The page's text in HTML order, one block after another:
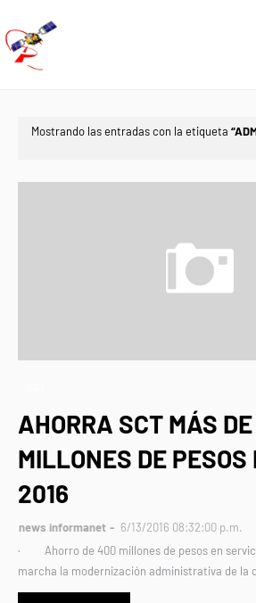
Mostrando las entradas con la etiqueta
AHORRA SCT MÁS
MILLONES DE
2016
news informanet
6/13/2016 08:32:00 p.m.
· Ahorro de 400 millones de pesos en
marcha la modernización administrativa de la